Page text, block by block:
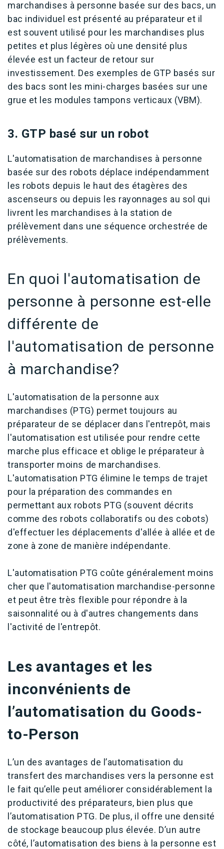
marchandises à personne basée sur des bacs, un
bac individuel est présenté au préparateur et il
est souvent utilisé pour les marchandises plus
petites et plus légères où une densité plus
élevée est un facteur de retour sur
investissement. Des exemples de GTP basés sur
des bacs sont les mini-charges basées sur une
grue et les modules tampons verticaux (VBM).
3. GTP basé sur un robot
L'automatisation de marchandises à personne
basée sur des robots déplace indépendamment
les robots depuis le haut des étagères des
ascenseurs ou depuis les rayonnages au sol qui
livrent les marchandises à la station de
prélèvement dans une séquence orchestrée de
prélèvements.
En quoi l'automatisation de
personne à personne est-elle
différente de
l'automatisation de personne
à marchandise?
L'automatisation de la personne aux
marchandises (PTG) permet toujours au
préparateur de se déplacer dans l'entrepôt, mais
l'automatisation est utilisée pour rendre cette
marche plus efficace et oblige le préparateur à
transporter moins de marchandises.
L'automatisation PTG élimine le temps de trajet
pour la préparation des commandes en
permettant aux robots PTG (souvent décrits
comme des robots collaboratifs ou des cobots)
d'effectuer les déplacements d'allée à allée et de
zone à zone de manière indépendante.
L'automatisation PTG coûte généralement moins
cher que l'automatisation marchandise-personne
et peut être très flexible pour répondre à la
saisonnalité ou à d'autres changements dans
l'activité de l'entrepôt.
Les avantages et les
inconvénients de
l’automatisation du Goods-
to-Person
L’un des avantages de l’automatisation du
transfert des marchandises vers la personne est
le fait qu’elle peut améliorer considérablement la
productivité des préparateurs, bien plus que
l’automatisation PTG. De plus, il offre une densité
de stockage beaucoup plus élevée. D’un autre
côté, l’automatisation des biens à la personne est